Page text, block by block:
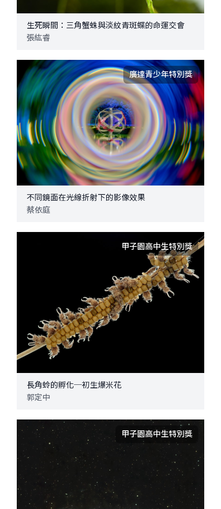
生死瞬間：三角蟹蛛與淡紋青斑蝶的命運交會
張紘睿
廣達青少年特別獎
不同鏡面在光線折射下的影像效果
蔡依庭
甲子園高中生特別獎
長角蛉的孵化─初生爆米花
郭定中
甲子園高中生特別獎